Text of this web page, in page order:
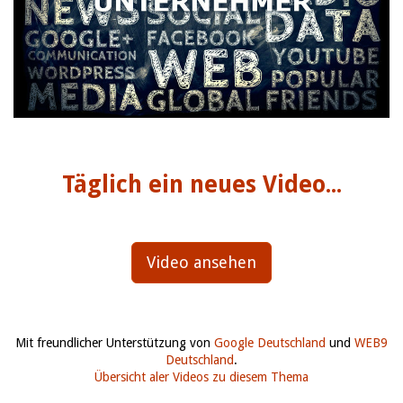
Täglich ein neues Video...
Video ansehen
Mit freundlicher Unterstützung von Google Deutschland und WEB9
Deutschland.
Übersicht aler Videos zu diesem Thema